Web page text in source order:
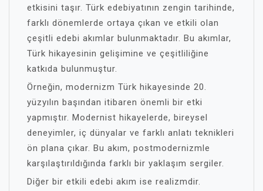
etkisini taşır. Türk edebiyatının zengin tarihinde,
farklı dönemlerde ortaya çıkan ve etkili olan
çeşitli edebi akımlar bulunmaktadır. Bu akımlar,
Türk hikayesinin gelişimine ve çeşitliliğine
katkıda bulunmuştur.
Örneğin, modernizm Türk hikayesinde 20.
yüzyılın başından itibaren önemli bir etki
yapmıştır. Modernist hikayelerde, bireysel
deneyimler, iç dünyalar ve farklı anlatı teknikleri
ön plana çıkar. Bu akım, postmodernizmle
karşılaştırıldığında farklı bir yaklaşım sergiler.
Diğer bir etkili edebi akım ise realizmdir.